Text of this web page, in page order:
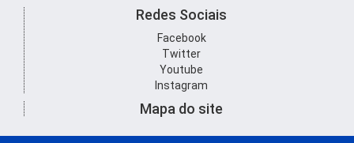
Redes Sociais
Facebook
Twitter
Youtube
Instagram
Mapa do site